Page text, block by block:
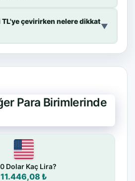
çevirirken nelere dikkat
▼
Para Birimlerinde
Dolar Kaç Lira?
11.446,08 ₺